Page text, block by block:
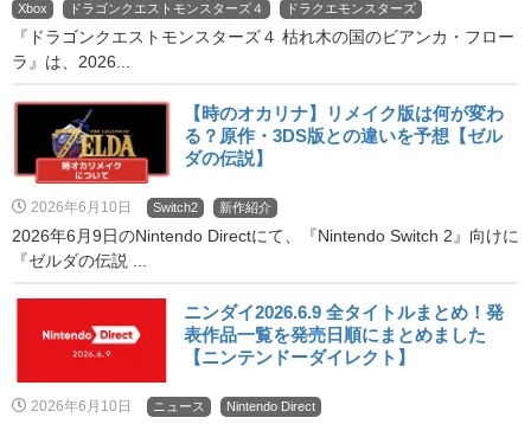
Xbox
ドラゴンクエストモンスターズ４ ドラクエモンスターズ
『ドラゴンクエストモンスターズ４ 枯れ木の国のビアンカ・フロー
ラ』は、2026...
【時のオカリナ】リメイク版は何が変わ
る？原作・3DS版との違いを予想【ゼル
ダの伝説】
2026年6月10日 Switch2 新作紹介
2026年6月9日のNintendo Directにて、『Nintendo Switch 2』向けに
『ゼルダの伝説 ...
ニンダイ2026.6.9 全タイトルまとめ！発
表作品一覧を発売日順にまとめました
【ニンテンドーダイレクト】
2026年6月10日 ニュース Nintendo Direct